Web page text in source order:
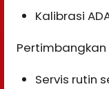
Kalibrasi
Pertimbangkan
Servis rutin